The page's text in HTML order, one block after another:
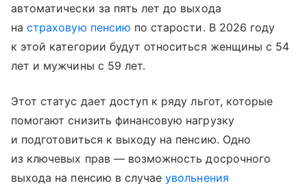
автоматически за пять лет до выхода
настраховую пенсию по старости. В 2026 году
к этой категории будут относиться женщины с 54
лет и мужчины с 59 лет.
Этот статус дает доступ к ряду льгот, которые
помогают снизить финансовую нагрузку
и подготовиться к выходу на пенсию. Одно
из ключевых прав — возможность досрочного
выхода на пенсию в случаеувольнения